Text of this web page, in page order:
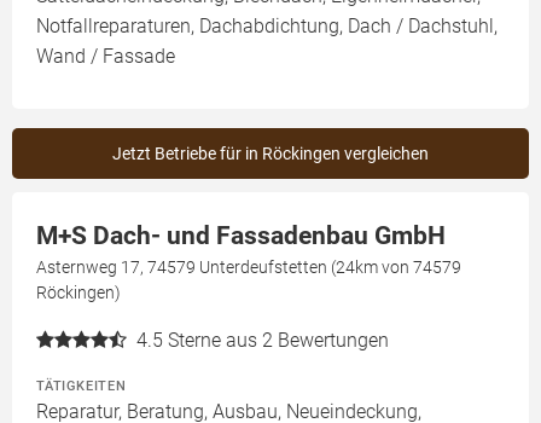
Notfallreparaturen, Dachabdichtung, Dach / Dachstuhl,
Wand / Fassade
Jetzt Betriebe für in Röckingen vergleichen
M+S Dach- und Fassadenbau GmbH
Asternweg 17, 74579 Unterdeufstetten (24km von 74579
Röckingen)
4.5 Sterne aus 2 Bewertungen
TÄTIGKEITEN
Reparatur, Beratung, Ausbau, Neueindeckung,